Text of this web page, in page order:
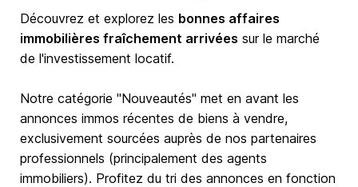
Découvrez et explorez les bonnes affaires
immobilières fraîchement arrivées sur le marché
de l'investissement locatif.
Notre catégorie "Nouveautés" met en avant les
annonces immos récentes de biens à vendre,
exclusivement sourcées auprès de nos partenaires
professionnels (principalement des agents
immobiliers). Profitez du tri des annonces en fonction